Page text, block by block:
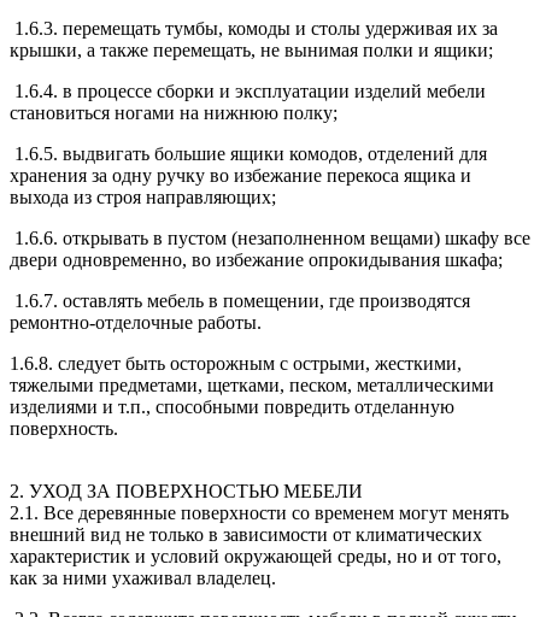
1.6.3. перемещать тумбы, комоды и столы удерживая их за
крышки, а также перемещать, не вынимая полки и ящики;
1.6.4. в процессе сборки и эксплуатации изделий мебели
становиться ногами на нижнюю полку;
1.6.5. выдвигать большие ящики комодов, отделений для
хранения за одну ручку во избежание перекоса ящика и
выхода из строя направляющих;
1.6.6. открывать в пустом (незаполненном вещами) шкафу все
двери одновременно, во избежание опрокидывания шкафа;
1.6.7. оставлять мебель в помещении, где производятся
ремонтно-отделочные работы.
1.6.8. следует быть осторожным с острыми, жесткими,
тяжелыми предметами, щетками, песком, металлическими
изделиями и т.п., способными повредить отделанную
поверхность.
2. УХОД ЗА ПОВЕРХНОСТЬЮ МЕБЕЛИ
2.1. Все деревянные поверхности со временем могут менять
внешний вид не только в зависимости от климатических
характеристик и условий окружающей среды, но и от того,
как за ними ухаживал владелец.